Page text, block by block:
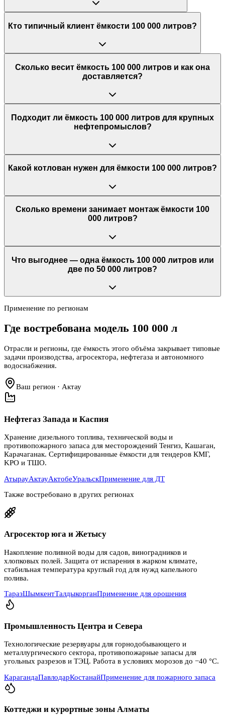
Кто типичный клиент ёмкости 100 000 литров?
Сколько весит ёмкость 100 000 литров и как она
доставляется?
Подходит ли ёмкость 100 000 литров для крупных
нефтепромыслов?
Какой котлован нужен для ёмкости 100 000 литров?
Сколько времени занимает монтаж ёмкости 100
000 литров?
Что выгоднее — одна ёмкость 100 000 литров или
две по 50 000 литров?
Применение по регионам
Где востребована модель 100 000 л
Отрасли и регионы, где ёмкость этого объёма закрывает типовые
задачи производства, агросектора, нефтегаза и автономного
водоснабжения.
Ваш регион · Актау
Нефтегаз Запада и Каспия
Хранение дизельного топлива, технической воды и
противопожарного запаса для месторождений Тенгиз, Кашаган,
Карачаганак. Сертифицированные ёмкости для тендеров КМГ,
KPO и ТШО.
АтырауАктауАктобеУральскПрименение для ДТ
Также востребовано в других регионах
Агросектор юга и Жетысу
Накопление поливной воды для садов, виноградников и
хлопковых полей. Защита от испарения в жарком климате,
стабильная температура круглый год для нужд капельного
полива.
ТаразШымкентТалдыкорганПрименение для орошения
Промышленность Центра и Севера
Технологические резервуары для горнодобывающего и
металлургического сектора, противопожарные запасы для
угольных разрезов и ТЭЦ. Работа в условиях морозов до −40 °C.
КарагандаПавлодарКостанайПрименение для пожарного запаса
Коттеджи и курортные зоны Алматы